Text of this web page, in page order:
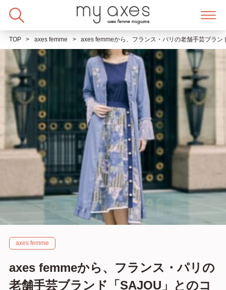
TOP axes femme axes femmeから、フランス・パリの老舗手芸ブラ
axes femme
axes femmeから、フランス・パリの
老舗手芸ブランド「SAJOU」とのコ